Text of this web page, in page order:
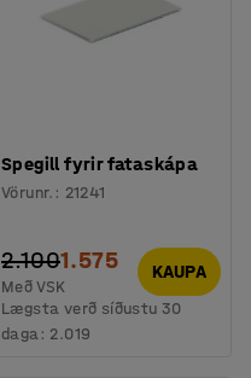
Spegill fyrir fataskápa
Vörunr. : 21241
1.575
2.100
Með VSK
KAUPA
Lægsta verð síðustu 30
daga: 2.019